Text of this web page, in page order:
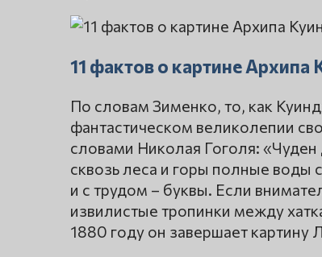
11 фактов о картине
По словам Зименко, то, как
фантастическом великолепии
словами Николая Гоголя:
сквозь леса и горы полные воды
и с трудом – буквы. Если
извилистые тропинки между
1880 году он завершает картину